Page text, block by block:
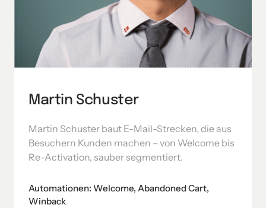
Martin Schuster
Martin Schuster baut E-Mail-Strecken, die aus
Besuchern Kunden machen – von Welcome bis
Re-Activation, sauber segmentiert.
Automationen: Welcome, Abandoned Cart,
Winback